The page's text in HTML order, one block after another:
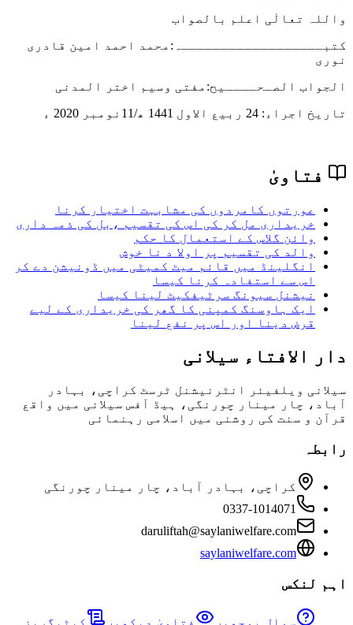
واللہ تعالٰی اعلم بالصواب
کتبــــــــــــــــــہ: محمد احمد امین قادری
نوری
الجواب الصـحــــیح:مفتی وسیم اختر المدنی
تاریخ اجراء: 24 ربیع الاول 1441 ھ/11نومبر 2020 ء
فتاویٰ
عورتوں کامردوں کی مشابہت اختیار کرنا
خریداری مل کر کی اس کی تقسیم ،بل کی ذمہ داری
وائن گلاس کے استعمال کا حکم
والد کی تقسیم پر اولا د نا خوش
انگلینڈ میں قائم میٹ کمیٹی میں ڈونیشن دے کر
اس سے استفادہ کرنا کیسا
نیشنل سیونگ سرٹیفکیٹ لینا کیسا
ایک ہاوسنگ کمپنی کا گھر کی خریداری کے لیے
قرض دینا اور اس پر نفع لینا
دار الافتاء سیلانی
سیلانی ویلفیئر انٹرنیشنل ٹرسٹ کراچی، بہادر
آباد، چار مینار چورنگی، ہیڈ آفس سیلانی میں واقع
قرآن و سنت کی روشنی میں اسلامی رہنمائی
رابطہ
کراچی، بہادر آباد، چار مینار چورنگی
0337-1014071
daruliftah@saylaniwelfare.com
saylaniwelfare.com
اہم لنکس
سوال پوچھیں فتاویٰ دیکھیں کیٹیگریز